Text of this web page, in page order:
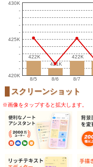
430K
-
-
-
-
425K
-
-
-
-
420K
422K
422K
421K
421K
422K
422K
8/5 8/6 8/7
スクリーンショット
※画像をタップすると拡大します。